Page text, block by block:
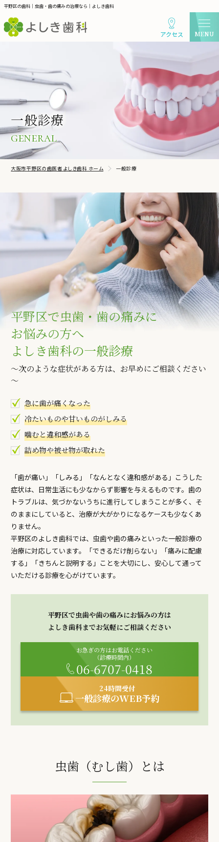
平野区の歯科｜虫歯・歯の痛みの治療なら｜よしき歯科
アクセス
一般診療
general
大阪市平野区の歯医者 よしき歯科 ホーム 一般診療
平野区で虫歯・歯の痛みに
お悩みの方へ
よしき歯科の一般診療
～次のような症状がある方は、お早めにご相談ください
～
急に歯が痛くなった
冷たいものや甘いものがしみる
噛むと違和感がある
詰め物や被せ物が取れた
「歯が痛い」「しみる」「なんとなく違和感がある」こうした
症状は、日常生活にも少なからず影響を与えるものです。歯の
トラブルは、気づかないうちに進行してしまうことが多く、そ
のままにしていると、治療が大がかりになるケースも少なくあ
りません。
平野区のよしき歯科では、虫歯や歯の痛みといった一般診療の
治療に対応しています。「できるだけ削らない」「痛みに配慮
する」「きちんと説明する」ことを大切にし、安心して通って
いただける診療を心がけています。
平野区で虫歯や歯の痛みにお悩みの方は
よしき歯科までお気軽にご相談ください
お急ぎの方はお電話ください
（診療時間内）
06-6707-0418
24時間受付
一般診療のWEB予約
虫歯（むし歯）とは